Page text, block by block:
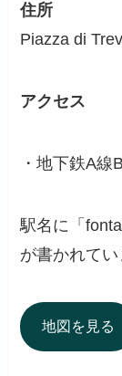
住所
Piazza di
アクセス
・地下鉄A線
駅名に「
が書かれてい
地図を見る